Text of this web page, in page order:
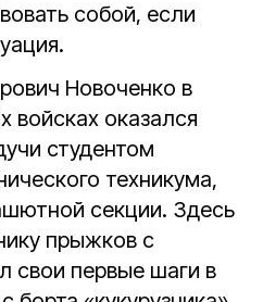
собой, если
Новоченко в
войсках оказался
студентом
техникума,
секции. Здесь
прыжков с
свои первые шаги в